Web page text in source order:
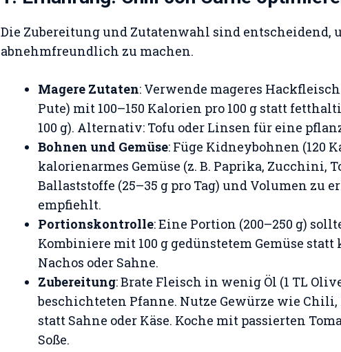
Die Zubereitung und Zutatenwahl sind entscheidend,
abnehmfreundlich zu machen.
Magere Zutaten: Verwende mageres
Pute) mit 100–150 Kalorien pro 100 g statt
100 g). Alternativ: Tofu oder Linsen für eine
Bohnen und Gemüse: Füge Kidneybohnen (120
kalorienarmes Gemüse (z. B. Paprika, Zucchini,
Ballaststoffe (25–35 g pro Tag) und Volumen zu
empfiehlt.
Portionskontrolle: Eine Portion (200–250 g)
Kombiniere mit 100 g gedünstetem Gemüse
Nachos oder Sahne.
Zubereitung: Brate Fleisch in wenig Öl (1 TL
beschichteten Pfanne. Nutze Gewürze wie
statt Sahne oder Käse. Koche mit passierten
Soße.